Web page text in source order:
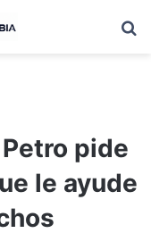
pide
le ayude